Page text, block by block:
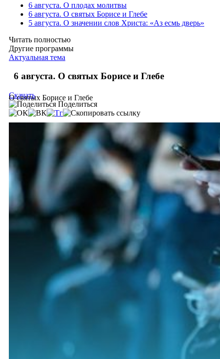
6 августа. О плодах молитвы
6 августа. О святых Борисе и Глебе
5 августа. О значении слов Христа: «Аз есмь дверь»
Читать полностью
Другие программы
Актуальная тема
6 августа. О святых Борисе и Глебе
О святых Борисе и Глебе
Скачать
Поделиться